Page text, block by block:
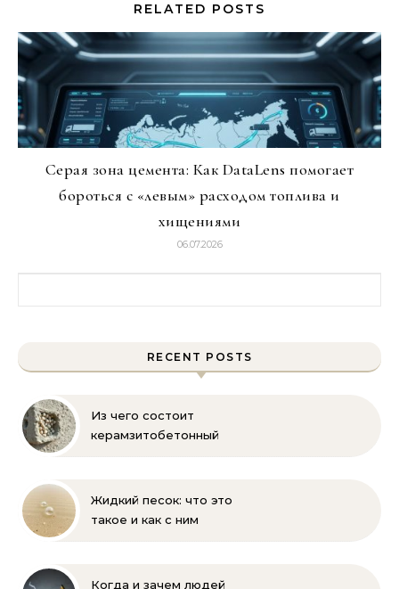
RELATED POSTS
Серая зона цемента: Как DataLens помогает
бороться с «левым» расходом топлива и
хищениями
06.07.2026
RECENT POSTS
Из чего состоит
керамзитобетонный
Жидкий песок: что это
такое и как с ним
Когда и зачем людей